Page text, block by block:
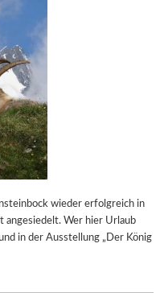
wieder erfolgreich in
angesiedelt. Wer hier Urlaub
in der Ausstellung „Der König